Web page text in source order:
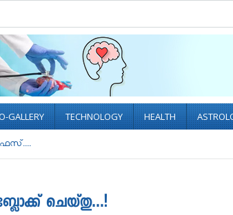
GALLERY TECHNOLOGY HEALTH
ചെയ്തു…!